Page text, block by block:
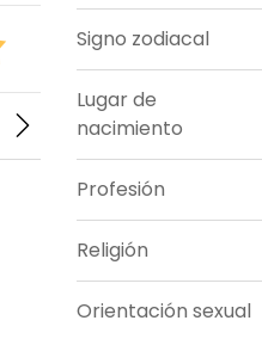
Signo zodiacal
Lugar de
nacimiento
Profesión
Religión
Orientación sexual